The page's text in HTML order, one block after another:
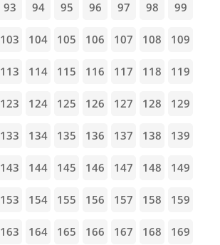
93 94 95 96 97 98 99
103 104 105 106 107 108 109
113 114 115 116 117 118 119
123 124 125 126 127 128 129
133 134 135 136 137 138 139
143 144 145 146 147 148 149
153 154 155 156 157 158 159
163 164 165 166 167 168 169